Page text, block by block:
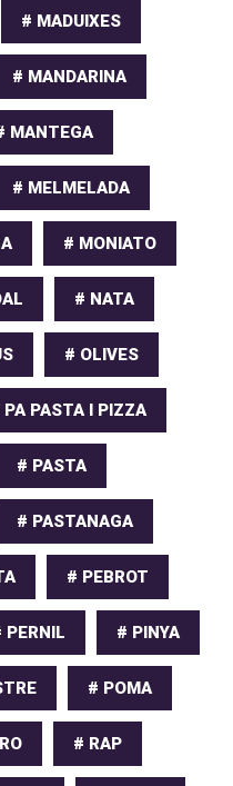
# MADUIXES
# MANDARINA
MANTEGA
# MELMELADA
# MONIATO
# NATA
# OLIVES
PA PASTA I PIZZA
# PASTA
# PASTANAGA
# PEBROT
PERNIL # PINYA
# POMA
# RAP